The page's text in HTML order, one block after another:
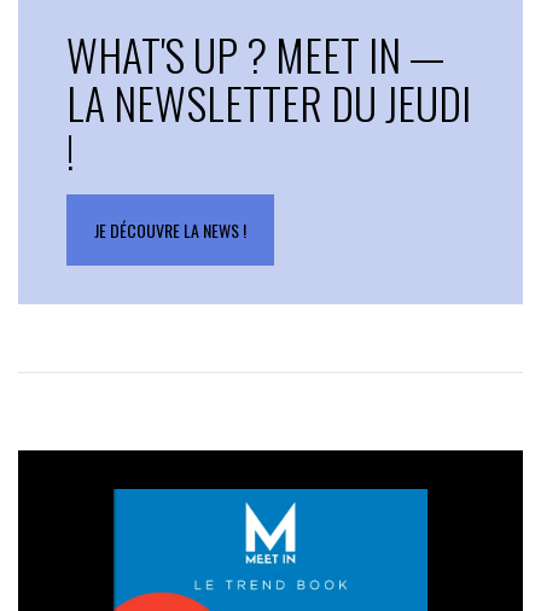
WHAT'S UP ? MEET IN —
LA NEWSLETTER DU JEUDI
!
JE DÉCOUVRE LA NEWS !